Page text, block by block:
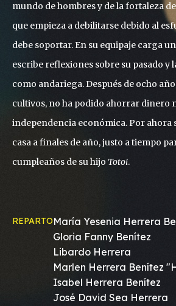
mundo de hombres y de la fortaleza
que empieza a debilitarse debido al
debe soportar. En su equipaje carga
escribe reflexiones sobre su pasado y
como andariega. Después de ocho
cultivos, no ha podido ahorrar dinero
independencia económica. Por ahora
casa a finales de año, justo a tiempo
cumpleaños de su hijo Totoi.
REPARTOMaría Yesenia Herrera
Gloria Fanny Benítez
Libardo Herrera
Marlen Herrera Benítez
Isabel Herrera Benítez
José David Sea Herrera